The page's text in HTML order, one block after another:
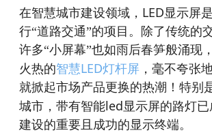
在智慧城市建设领域， LED显示屏
行“道路交通”的项目。除了传统的
许多“小屏幕”也如雨后春笋般涌现
火热的智慧LED灯杆屏 ，毫不夸张
就掀起市场产品更换的热潮！特别
城市，带有智能led显示屏的路灯
建设的重要且成功的显示终端。